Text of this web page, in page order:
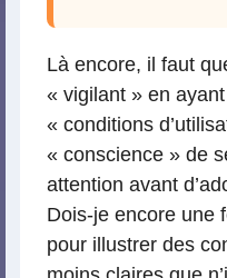
Là encore, il faut
« vigilant » en
« conditions
« conscience » de
attention avant
Dois-je encore une
pour illustrer des